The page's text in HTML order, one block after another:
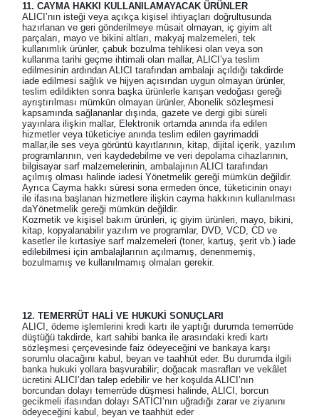
11. CAYMA HAKKI KULLANILAMAYACAK ÜRÜNLER
ALICI’nın isteği veya açıkça kişisel ihtiyaçları doğrultusunda
hazırlanan ve geri gönderilmeye müsait olmayan, iç giyim alt
parçaları, mayo ve bikini altları, makyaj malzemeleri, tek
kullanımlık ürünler, çabuk bozulma tehlikesi olan veya son
kullanma tarihi geçme ihtimali olan mallar, ALICI’ya teslim
edilmesinin ardından ALICI tarafından ambalajı açıldığı takdirde
iade edilmesi sağlık ve hijyen açısından uygun olmayan ürünler,
teslim edildikten sonra başka ürünlerle karışan vedoğası gereği
ayrıştırılması mümkün olmayan ürünler, Abonelik sözleşmesi
kapsamında sağlananlar dışında, gazete ve dergi gibi süreli
yayınlara ilişkin mallar, Elektronik ortamda anında ifa edilen
hizmetler veya tüketiciye anında teslim edilen gayrimaddi
mallar,ile ses veya görüntü kayıtlarının, kitap, dijital içerik, yazılım
programlarının, veri kaydedebilme ve veri depolama cihazlarının,
bilgisayar sarf malzemelerinin, ambalajının ALICI tarafından
açılmış olması halinde iadesi Yönetmelik gereği mümkün değildir.
Ayrıca Cayma hakkı süresi sona ermeden önce, tüketicinin onayı
ile ifasına başlanan hizmetlere ilişkin cayma hakkının kullanılması
daYönetmelik gereği mümkün değildir.
Kozmetik ve kişisel bakım ürünleri, iç giyim ürünleri, mayo, bikini,
kitap, kopyalanabilir yazılım ve programlar, DVD, VCD, CD ve
kasetler ile kırtasiye sarf malzemeleri (toner, kartuş, şerit vb.) iade
edilebilmesi için ambalajlarının açılmamış, denenmemiş,
bozulmamış ve kullanılmamış olmaları gerekir.
12. TEMERRÜT HALİ VE HUKUKİ SONUÇLARI
ALICI, ödeme işlemlerini kredi kartı ile yaptığı durumda temerrüde
düştüğü takdirde, kart sahibi banka ile arasındaki kredi kartı
sözleşmesi çerçevesinde faiz ödeyeceğini ve bankaya karşı
sorumlu olacağını kabul, beyan ve taahhüt eder. Bu durumda ilgili
banka hukuki yollara başvurabilir; doğacak masrafları ve vekâlet
ücretini ALICI’dan talep edebilir ve her koşulda ALICI’nın
borcundan dolayı temerrüde düşmesi halinde, ALICI, borcun
gecikmeli ifasından dolayı SATICI’nın uğradığı zarar ve ziyanını
ödeyeceğini kabul, beyan ve taahhüt eder